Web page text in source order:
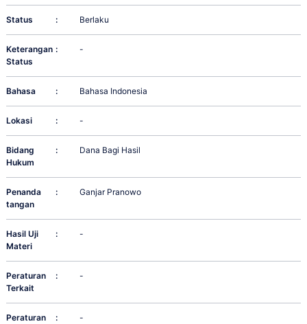
Status : Berlaku
Keterangan
Status
: -
Bahasa : Bahasa Indonesia
Lokasi : -
Bidang
Hukum
: Dana Bagi Hasil
Penanda
tangan
: Ganjar Pranowo
Hasil Uji
Materi
: -
Peraturan
Terkait
: -
Peraturan
: -